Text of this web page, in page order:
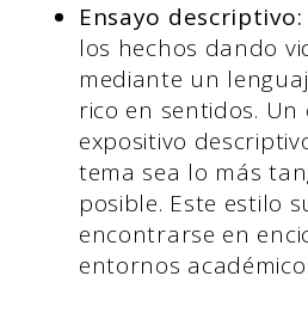
Ensayo descriptivo:
los hechos dando
mediante un
rico en sentidos. Un
expositivo
tema sea lo más
posible. Este estilo
encontrarse en
entornos